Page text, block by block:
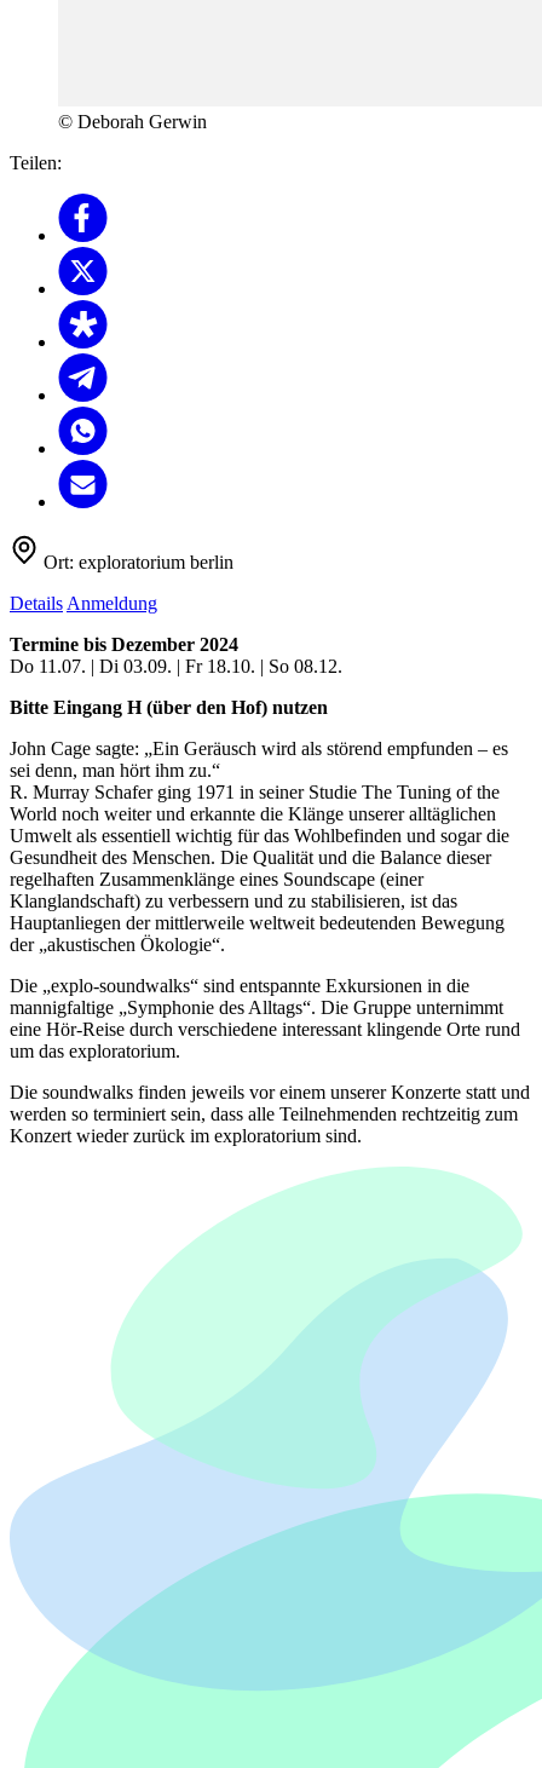
© Deborah Gerwin
Teilen:
Ort: exploratorium berlin
Details Anmeldung
Termine bis Dezember 2024
Do 11.07. | Di 03.09. | Fr 18.10. | So 08.12.
Bitte Eingang H (über den Hof) nutzen
John Cage sagte: „Ein Geräusch wird als störend empfunden – es
sei denn, man hört ihm zu.“
R. Murray Schafer ging 1971 in seiner Studie The Tuning of the
World noch weiter und erkannte die Klänge unserer alltäglichen
Umwelt als essentiell wichtig für das Wohlbefinden und sogar die
Gesundheit des Menschen. Die Qualität und die Balance dieser
regelhaften Zusammenklänge eines Soundscape (einer
Klanglandschaft) zu verbessern und zu stabilisieren, ist das
Hauptanliegen der mittlerweile weltweit bedeutenden Bewegung
der „akustischen Ökologie“.
Die „explo-soundwalks“ sind entspannte Exkursionen in die
mannigfaltige „Symphonie des Alltags“. Die Gruppe unternimmt
eine Hör-Reise durch verschiedene interessant klingende Orte rund
um das exploratorium.
Die soundwalks finden jeweils vor einem unserer Konzerte statt und
werden so terminiert sein, dass alle Teilnehmenden rechtzeitig zum
Konzert wieder zurück im exploratorium sind.